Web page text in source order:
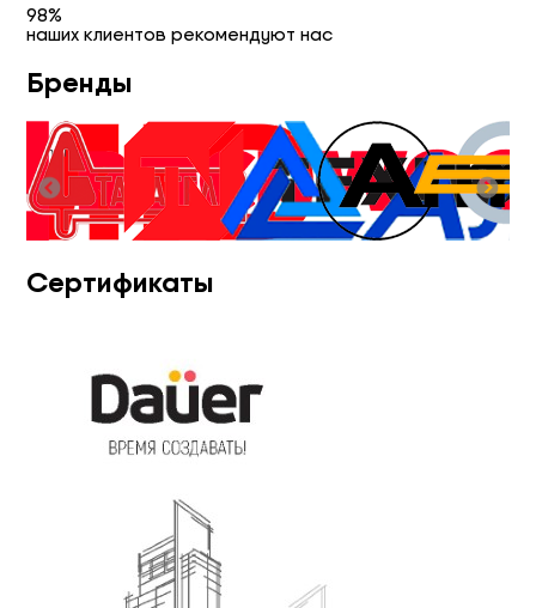
98%
наших клиентов рекомендуют нас
Бренды
Сертификаты